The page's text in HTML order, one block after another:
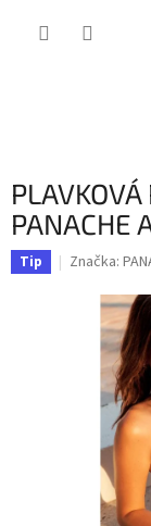
PANACHE
Tip Značka: